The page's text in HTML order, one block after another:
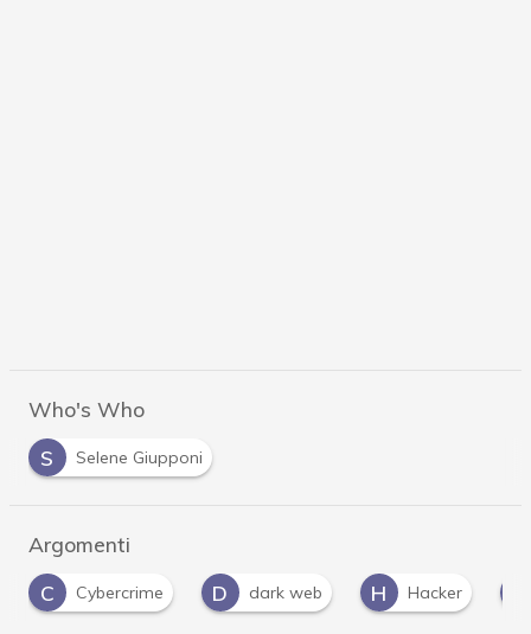
Who's Who
S
Selene Giupponi
Argomenti
C
Cybercrime D dark web H Hacker